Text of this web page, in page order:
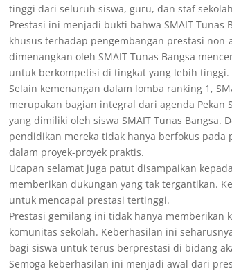
tinggi dari seluruh siswa, guru, dan staf
Prestasi ini menjadi bukti bahwa SMAIT
khusus terhadap pengembangan prestasi
dimenangkan oleh SMAIT Tunas Bangsa
untuk berkompetisi di tingkat yang lebih tinggi.
Selain kemenangan dalam lomba ranking 1,
merupakan bagian integral dari agenda
yang dimiliki oleh siswa SMAIT Tunas
pendidikan mereka tidak hanya berfokus
dalam proyek-proyek praktis.
Ucapan selamat juga patut disampaikan
memberikan dukungan yang tak tergantikan.
untuk mencapai prestasi tertinggi.
Prestasi gemilang ini tidak hanya memberikan
komunitas sekolah. Keberhasilan ini
bagi siswa untuk terus berprestasi di bidang
Semoga keberhasilan ini menjadi awal dari